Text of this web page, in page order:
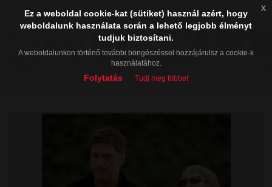
Ez a weboldal cookie-kat (sütiket) használ azért, hogy
weboldalunk használata során a lehető legjobb élményt
tudjuk biztosítani.
A weboldalunkon történő további böngészéssel hozzájárulsz a cookie-k
használatához.
Folytatás Tudj meg többet
x